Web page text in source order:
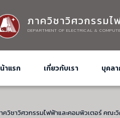
ภาควิชาวิศวกรรม
DEPARTMENT OF ELECTRICAL &
าแรก เกี่ยวกับเรา บุคล
ควิชาวิศวกรรมไฟฟ้าและคอมพิวเตอร์ คณะ